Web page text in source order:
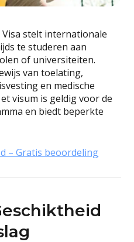
stelt internationale
te studeren aan
of universiteiten.
van toelating,
en medische
visum is geldig voor de
en biedt beperkte
– Gratis beoordeling